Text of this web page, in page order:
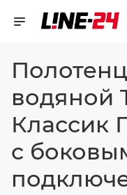
водяной
Классик
с